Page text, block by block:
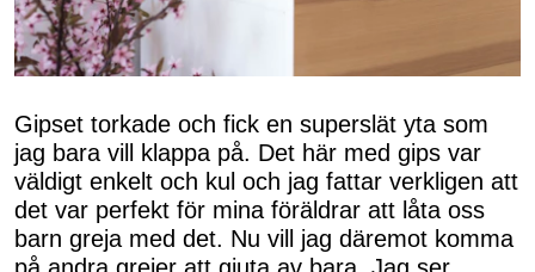
Gipset torkade och fick en superslät yta som
jag bara vill klappa på. Det här med gips var
väldigt enkelt och kul och jag fattar verkligen att
det var perfekt för mina föräldrar att låta oss
barn greja med det. Nu vill jag däremot komma